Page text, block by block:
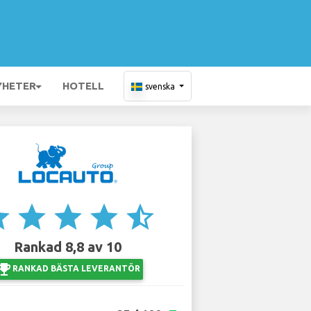
HOTELL svenska
star star star star_half
Rankad 8,8 av 10
RANKAD BÄSTA LEVERANTÖR